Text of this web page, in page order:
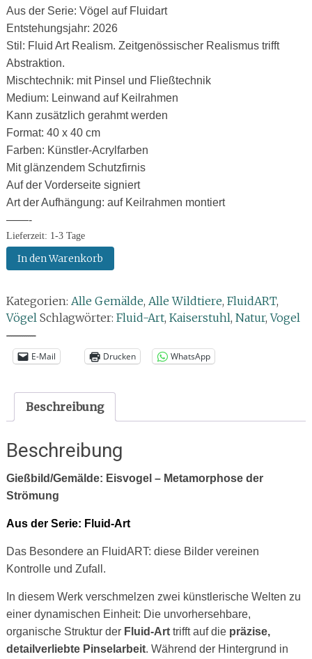
Aus der Serie: Vögel auf Fluidart
Entstehungsjahr: 2026
Stil: Fluid Art Realism. Zeitgenössischer Realismus trifft
Abstraktion.
Mischtechnik: mit Pinsel und Fließtechnik
Medium: Leinwand auf Keilrahmen
Kann zusätzlich gerahmt werden
Format: 40 x 40 cm
Farben: Künstler-Acrylfarben
Mit glänzendem Schutzfirnis
Auf der Vorderseite signiert
Art der Aufhängung: auf Keilrahmen montiert
——-
Lieferzeit: 1-3 Tage
Gießbild/Gemälde:
Eisvogel
Metamorphose
der
Strömung
Menge
In den Warenkorb
Kategorien: Alle Gemälde, Alle Wildtiere, FluidART,
Vögel Schlagwörter: Fluid-Art, Kaiserstuhl, Natur,Vogel
--------------
E-Mail Drucken WhatsApp
Beschreibung
Beschreibung
Gießbild/Gemälde: Eisvogel – Metamorphose der
Strömung
Aus der Serie: Fluid-Art
Das Besondere an FluidART: diese Bilder vereinen
Kontrolle und Zufall.
In diesem Werk verschmelzen zwei künstlerische Welten zu
einer dynamischen Einheit: Die unvorhersehbare,
organische Struktur der Fluid-Arttrifft auf die präzise,
detailverliebte Pinselarbeit. Während der Hintergrund in